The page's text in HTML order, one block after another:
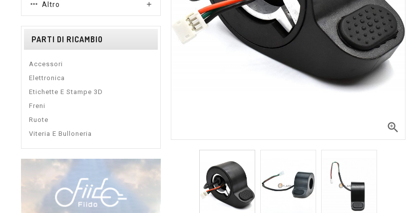
Altro 
PARTI DI RICAMBIO
Accessori
Elettronica
Etichette E Stampe 3D
Freni
Ruote
Viteria E Bulloneria
